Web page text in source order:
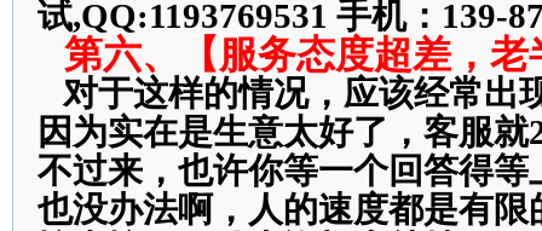
试,QQ:1193769531 手机：139-
第六、【服务态度超差，老
对于这样的情况，应该经常出
因为实在是生意太好了，客服
不过来，也许你等一个回答得等
也没办法啊，人的速度都是有限